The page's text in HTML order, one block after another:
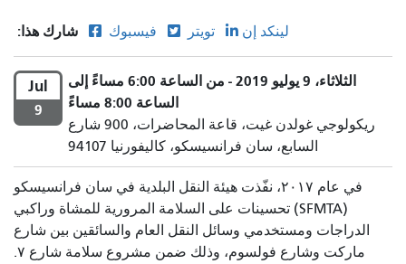
شارك هذا: فيسبوك تويتر لينكد إن
Jul
9
الثلاثاء، 9 يوليو 2019 - من الساعة 6:00 مساءً إلى
الساعة 8:00 مساءً
ريكولوجي غولدن غيت، قاعة المحاضرات، 900 شارع
السابع، سان فرانسيسكو، كاليفورنيا 94107
في عام ٢٠١٧، نفّذت هيئة النقل البلدية في سان فرانسيسكو
(SFMTA) تحسينات على السلامة المرورية للمشاة وراكبي
الدراجات ومستخدمي وسائل النقل العام والسائقين بين شارع
ماركت وشارع فولسوم، وذلك ضمن مشروع سلامة شارع ٧.